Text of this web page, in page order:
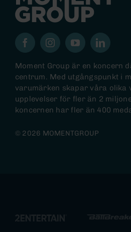
Moment Group är en koncern
centrum. Med utgångspunkt i
varumärken skapar våra olika
upplevelser för fler än 2
koncernen har fler än 400
© 2026 MOMENTGROUP